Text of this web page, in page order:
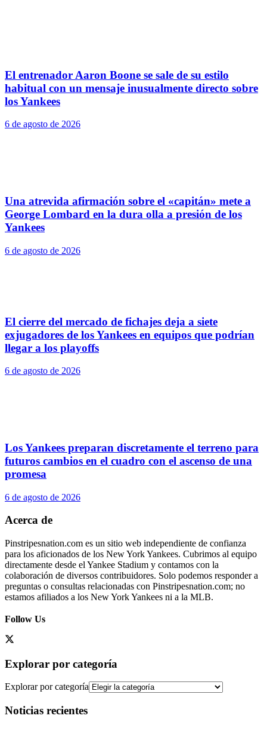
El entrenador Aaron Boone se sale de su estilo
habitual con un mensaje inusualmente directo sobre
los Yankees
6 de agosto de 2026
Una atrevida afirmación sobre el «capitán» mete a
George Lombard en la dura olla a presión de los
Yankees
6 de agosto de 2026
El cierre del mercado de fichajes deja a siete
exjugadores de los Yankees en equipos que podrían
llegar a los playoffs
6 de agosto de 2026
Los Yankees preparan discretamente el terreno para
futuros cambios en el cuadro con el ascenso de una
promesa
6 de agosto de 2026
Acerca de
Pinstripesnation.com es un sitio web independiente de confianza
para los aficionados de los New York Yankees. Cubrimos al equipo
directamente desde el Yankee Stadium y contamos con la
colaboración de diversos contribuidores. Solo podemos responder a
preguntas o consultas relacionadas con Pinstripesnation.com; no
estamos afiliados a los New York Yankees ni a la MLB.
Follow Us
Explorar por categoría
Explorar por categoría
Noticias recientes